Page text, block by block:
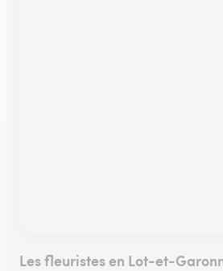
Les fleuristes en Lot-et-